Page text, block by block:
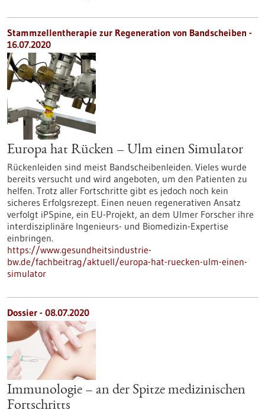
Stammzellentherapie zur Regeneration von Bandscheiben -
16.07.2020
Europa hat Rücken – Ulm einen Simulator
Rückenleiden sind meist Bandscheibenleiden. Vieles wurde
bereits versucht und wird angeboten, um den Patienten zu
helfen. Trotz aller Fortschritte gibt es jedoch noch kein
sicheres Erfolgsrezept. Einen neuen regenerativen Ansatz
verfolgt iPSpine, ein EU-Projekt, an dem Ulmer Forscher ihre
interdisziplinäre Ingenieurs- und Biomedizin-Expertise
einbringen.
https://www.gesundheitsindustrie-
bw.de/fachbeitrag/aktuell/europa-hat-ruecken-ulm-einen-
simulator
Dossier - 08.07.2020
Immunologie – an der Spitze medizinischen
Fortschritts